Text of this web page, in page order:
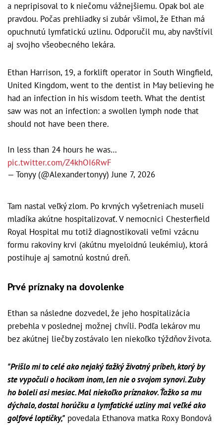
a nepripisoval to k niečomu vážnejšiemu. Opak bol ale
pravdou. Počas prehliadky si zubár všimol, že Ethan má
opuchnutú lymfatickú uzlinu. Odporučil mu, aby navštívil
aj svojho všeobecného lekára.
Ethan Harrison, 19, a forklift operator in South Wingfield,
United Kingdom, went to the dentist in May believing he
had an infection in his wisdom teeth. What the dentist
saw was not an infection: a swollen lymph node that
should not have been there.
In less than 24 hours he was…
pic.twitter.com/Z4khOI6RwF
— Tonyy (@Alexandertonyy)June 7, 2026
Tam nastal veľký zlom. Po krvných vyšetreniach museli
mladíka akútne hospitalizovať. V nemocnici Chesterfield
Royal Hospital mu totiž diagnostikovali veľmi vzácnu
formu rakoviny krvi (akútnu myeloidnú leukémiu), ktorá
postihuje aj samotnú kostnú dreň.
Prvé príznaky na dovolenke
Ethan sa následne dozvedel, že jeho hospitalizácia
prebehla v poslednej možnej chvíli. Podľa lekárov mu
bez akútnej liečby zostávalo len niekoľko týždňov života.
"Prišlo mi to celé ako nejaký ťažký životný príbeh, ktorý by
ste vypočuli o hocikom inom, len nie o svojom synovi. Zuby
ho boleli asi mesiac. Mal niekoľko príznakov. Ťažko sa mu
dýchalo, dostal horúčku a lymfatické uzliny mal veľké ako
golfové loptičky," povedala Ethanova matka Roxy Bondová